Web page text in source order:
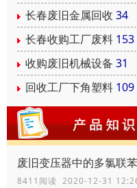
长春废旧金属回收 34
长春收购工厂废料 153
收购废旧机械设备 31
回收工厂下角塑料 109
8411阅读 2020-12-31